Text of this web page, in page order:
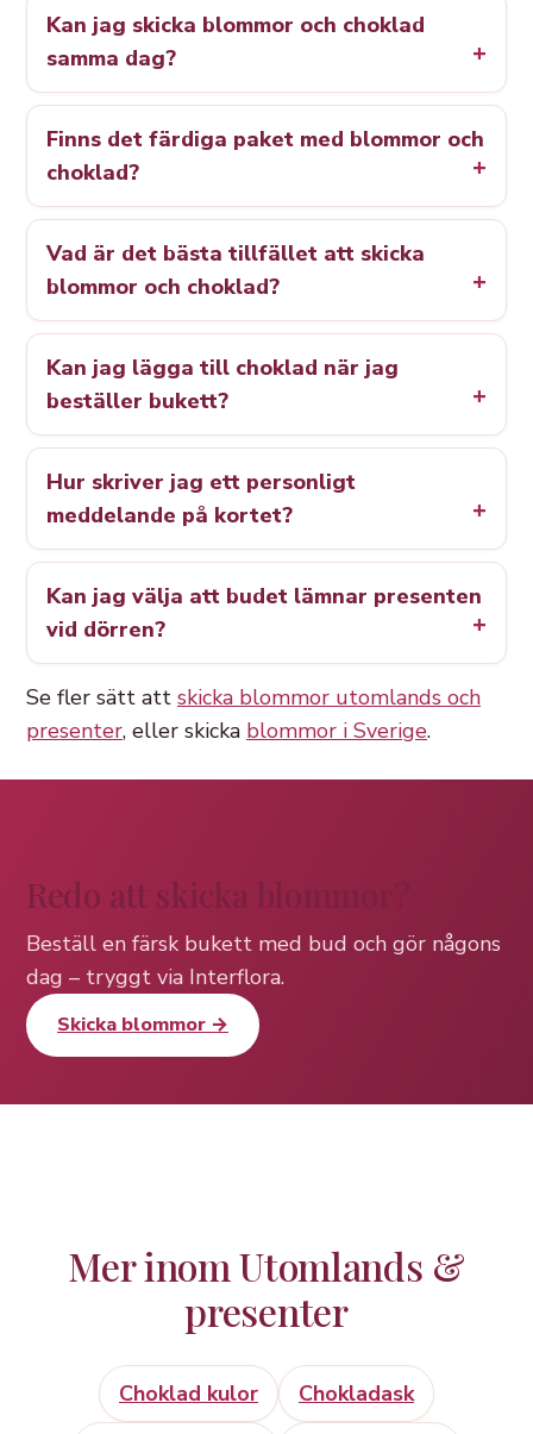
Kan jag skicka blommor och choklad
samma dag?
Finns det färdiga paket med blommor och
choklad?
Vad är det bästa tillfället att skicka
blommor och choklad?
Kan jag lägga till choklad när jag
beställer bukett?
Hur skriver jag ett personligt
meddelande på kortet?
Kan jag välja att budet lämnar presenten
vid dörren?
Se fler sätt att skicka blommor utomlands och
presenter, eller skicka blommor i Sverige.
Redo att skicka blommor?
Beställ en färsk bukett med bud och gör någons
dag – tryggt via Interflora.
Skicka blommor →
Mer inom Utomlands &
presenter
Choklad kulor
Chokladask